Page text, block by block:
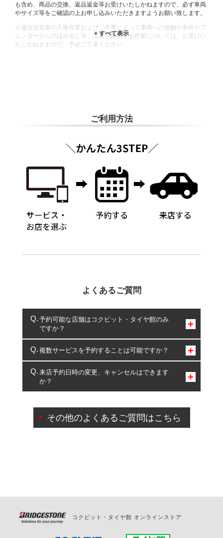
も含め、商品の交換、返品返金等お受けいたしかねますので、必ず車両
やサイズ等をご確認の上お申し込みいただきますようお願い致します。
※違法改造車の入庫作業および、作業によって車体への接触や車枠やフ
ェンダーからのはみ出し等、法規を逸脱する作業については、お受けい
たしかねますので、予めご了承ください。
ご利用方法
よくあるご質問
予約可能な店舗はコクピット・タイヤ館のみ
ですか？
コクピット・タイヤ館のみとなります。
複数サービスを予約することは可能ですか？
複数サービスのご予約は可能です。
一部の商品・サービスの組み合わせに限り、同時にご予約が
出来ないものもございます。
来店予約日時の変更、キャンセルはできます
か？
ご来店予約日の3営業日前を過ぎている場合のご予約
の日時変更につきましては、直接ご予約の店舗まで
その他のよくあるご質問はこちら
コクピット・タイヤ館 オンラインストア